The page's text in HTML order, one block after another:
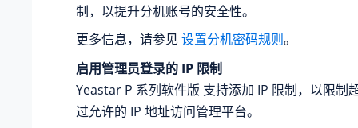
制，以提升分机账号的安全性。
更多信息，请参见 设置分机密码规则。
启用管理员登录的 IP 限制
Yeastar P 系列软件版 支持添加 IP 限制，以限制
过允许的 IP 地址访问管理平台。